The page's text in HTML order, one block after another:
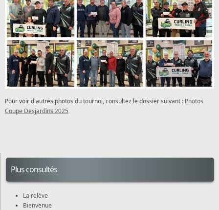
Pour voir d'autres photos du tournoi, consultez le dossier suivant : Photos
Coupe Desjardins 2025
Plus consultés
La relève
Bienvenue